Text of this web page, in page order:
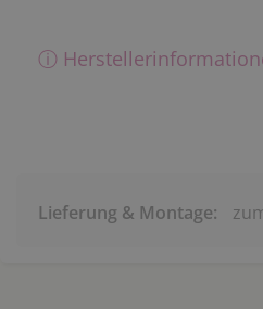
ⓘ
Lieferung & Montage: